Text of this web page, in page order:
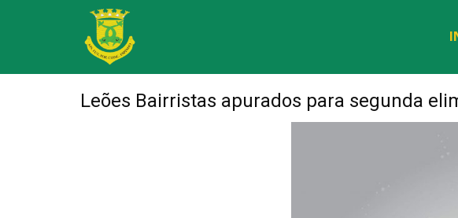
Leões Bairristas apurados para segunda